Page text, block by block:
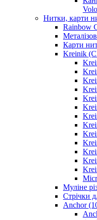
Нитки, карти
Rainbow
Карти
Kreinik
Муліне
Стрічки
Anchor